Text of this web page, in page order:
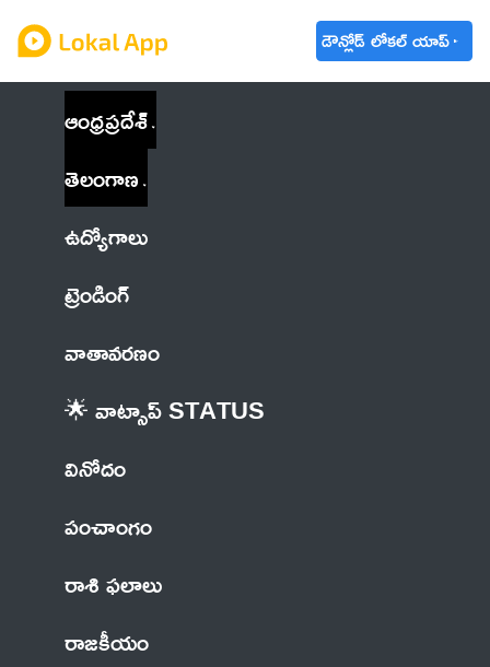
డౌన్లోడ్ లోకల్ యాప్
ఆంధ్రప్రదేశ్
తెలంగాణ
ఉద్యోగాలు
ట్రెండింగ్
వాతావరణం
🌟 వాట్సాప్ STATUS
వినోదం
పంచాంగం
రాశి ఫలాలు
రాజకీయం